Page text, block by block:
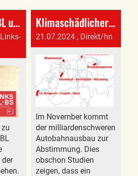
Wie arbeiten BL und BS zusammen? Klimaschädlicher Autobahnausbau
21.07.2024 , Direkt/hn
Im November kommt
der milliardenschweren
Autobahnausbau zur
Abstimmung. Dies
obschon Studien
zeigen, dass ein